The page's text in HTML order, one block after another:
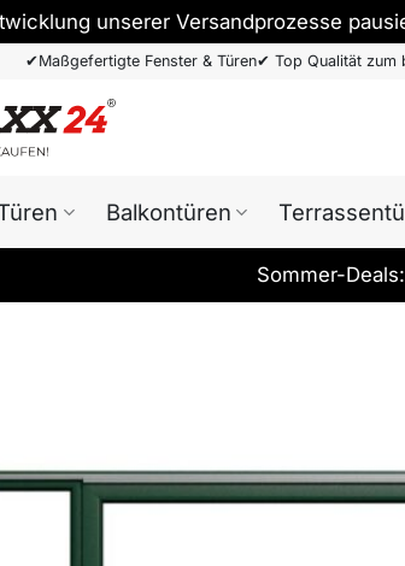
unserer Versandprozesse
✔Maßgefertigte Fenster & Türen✔ Top Qualität zum
Balkontüren
Sommer-